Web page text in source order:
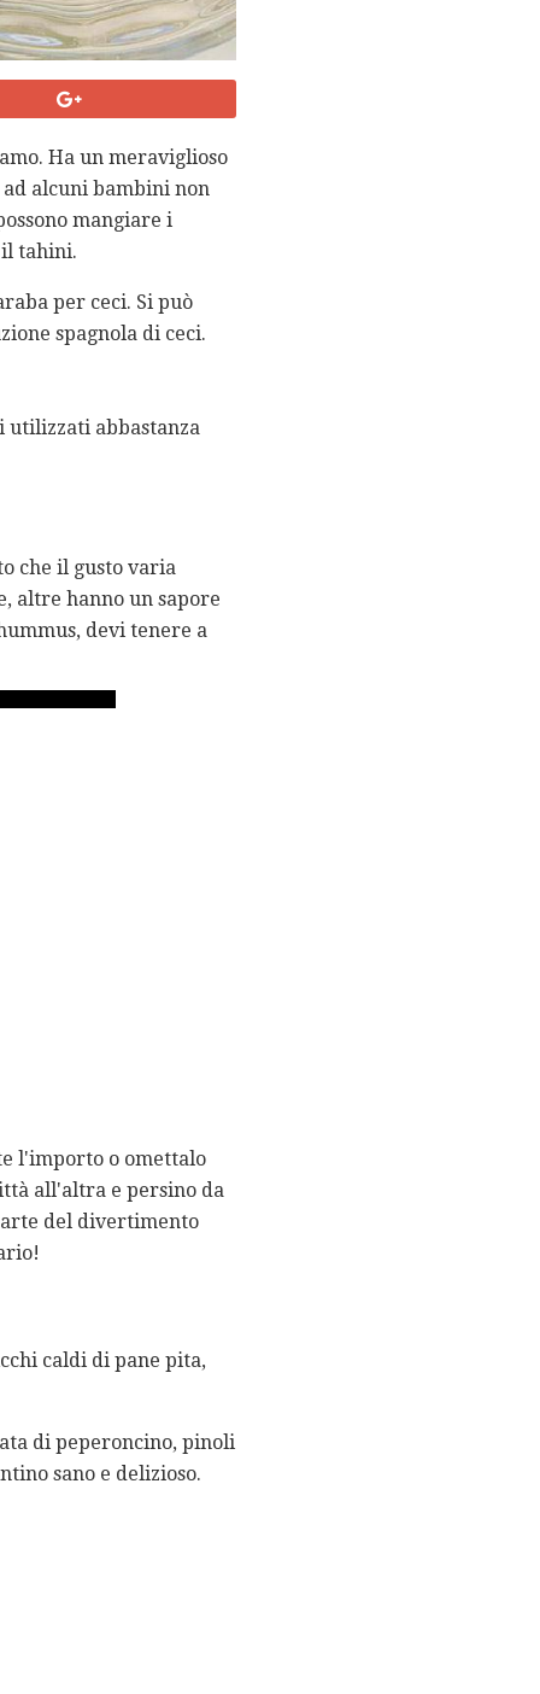
Ha un meraviglioso
alcuni bambini non
mangiare i
tahini.
per ceci. Si può
spagnola di ceci.
utilizzati abbastanza
che il gusto varia
altre hanno un sapore
devi tenere a
l'importo o omettalo
all'altra e persino da
del divertimento
caldi di pane pita,
di peperoncino, pinoli
sano e delizioso.